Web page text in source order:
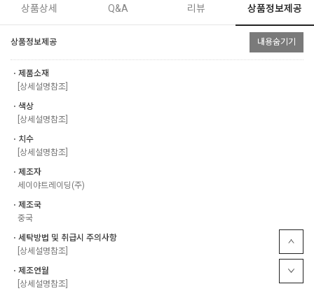
상품상세 Q&A 리뷰 상품정보제공
상품정보제공 내용숨기기
ㆍ제품소재
[상세설명참조]
ㆍ색상
[상세설명참조]
ㆍ치수
[상세설명참조]
ㆍ제조자
세이야트레이딩(주)
ㆍ제조국
중국
ㆍ세탁방법 및 취급시 주의사항
[상세설명참조]
ㆍ제조연월
[상세설명참조]